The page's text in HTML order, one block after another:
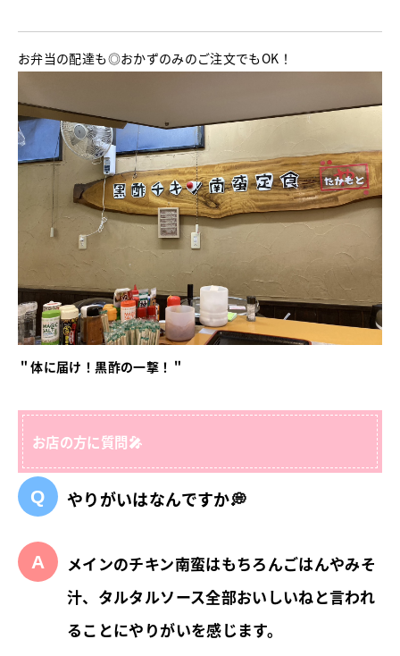
お弁当の配達も◎おかずのみのご注文でもOK！
＂体に届け！黒酢の一撃！＂
お店の方に質問🎤
やりがいはなんですか💭
メインのチキン南蛮はもちろんごはんやみそ
汁、タルタルソース全部おいしいねと言われ
ることにやりがいを感じます。